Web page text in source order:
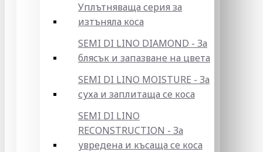
Уплътняваща серия за
изтъняла коса
SEMI DI LINO DIAMOND - За
блясък и запазване на цвета
SEMI DI LINO MOISTURE - За
суха и заплитаща се коса
SEMI DI LINO
RECONSTRUCTION - За
увредена и късаща се коса